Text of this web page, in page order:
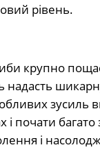
рівень.
крупно
надасть
зусиль
і почати
і